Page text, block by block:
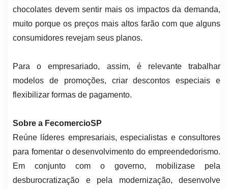
chocolates devem sentir mais os impactos da demanda,
muito porque os preços mais altos farão com que alguns
consumidores revejam seus planos.
Para o empresariado, assim, é relevante trabalhar
modelos de promoções, criar descontos especiais e
flexibilizar formas de pagamento.
Sobre a FecomercioSP
Reúne líderes empresariais, especialistas e consultores
para fomentar o desenvolvimento do empreendedorismo.
Em conjunto com o governo, mobilizase pela
desburocratização e pela modernização, desenvolve